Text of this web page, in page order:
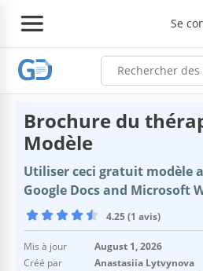
Se
Brochure du
Modèle
Utiliser ceci gratuit modèle
Google Docs and Microsoft
4.25 (1 avis)
Mis à jour
August 1, 2026
Créé par
Anastasiia Lytvynova